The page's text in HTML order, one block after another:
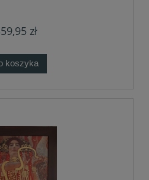
zł
koszyka